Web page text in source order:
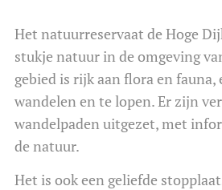
Het natuurreservaat de Hoge
stukje natuur in de omgeving
gebied is rijk aan flora en fauna,
wandelen en te lopen. Er zijn
wandelpaden uitgezet, met
de natuur.
Het is ook een geliefde